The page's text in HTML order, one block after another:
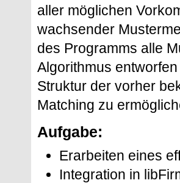
aller möglichen
wachsender
des Programms alle
Algorithmus
Struktur der vorher
Matching zu
Aufgabe:
Erarbeiten eines
Integration in